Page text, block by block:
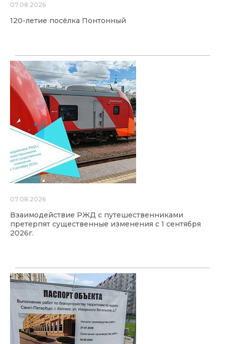
07.08.2026
120-летие посёлка Понтонный
07.08.2026
Взаимодействие РЖД с путешественниками
претерпят существенные изменения с 1 сентября
2026г.